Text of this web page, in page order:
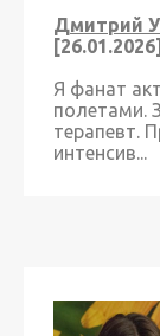
Дмитрий
[26.01.2026]
Я фанат
полетами.
терапевт.
интенсив...